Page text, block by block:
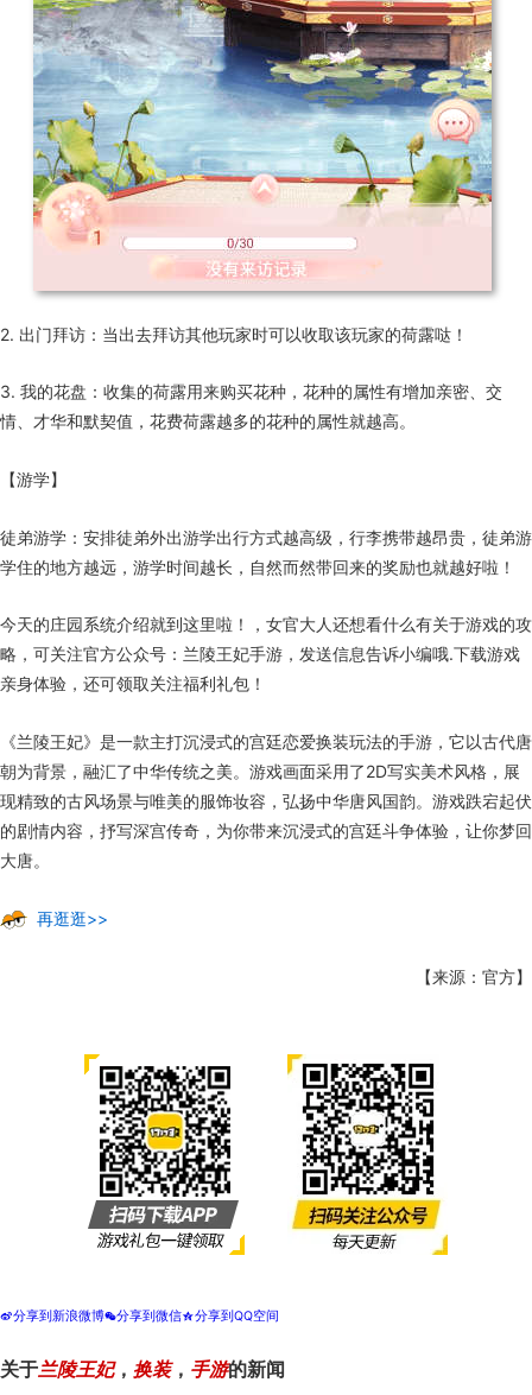
2. 出门拜访：当出去拜访其他玩家时可以收取该玩家的荷露哒！
3. 我的花盘：收集的荷露用来购买花种，花种的属性有增加亲密、交
情、才华和默契值，花费荷露越多的花种的属性就越高。
【游学】
徒弟游学：安排徒弟外出游学出行方式越高级，行李携带越昂贵，徒弟游
学住的地方越远，游学时间越长，自然而然带回来的奖励也就越好啦！
今天的庄园系统介绍就到这里啦！，女官大人还想看什么有关于游戏的攻
略，可关注官方公众号：兰陵王妃手游，发送信息告诉小编哦.下载游戏
亲身体验，还可领取关注福利礼包！
《兰陵王妃》是一款主打沉浸式的宫廷恋爱换装玩法的手游，它以古代唐
朝为背景，融汇了中华传统之美。游戏画面采用了2D写实美术风格，展
现精致的古风场景与唯美的服饰妆容，弘扬中华唐风国韵。游戏跌宕起伏
的剧情内容，抒写深宫传奇，为你带来沉浸式的宫廷斗争体验，让你梦回
大唐。
再逛逛>>
【来源：官方】
t分享到新浪微博w分享到微信z分享到QQ空间
关于兰陵王妃， 换装， 手游的新闻